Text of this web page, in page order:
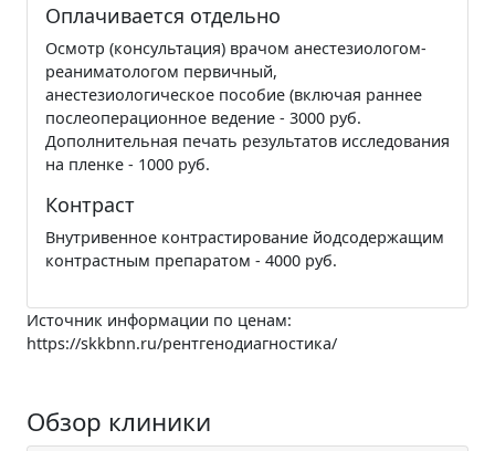
Оплачивается отдельно
Осмотр (консультация) врачом анестезиологом-
реаниматологом первичный,
анестезиологическое пособие (включая раннее
послеоперационное ведение - 3000 руб.
Дополнительная печать результатов исследования
на пленке - 1000 руб.
Контраст
Внутривенное контрастирование йодсодержащим
контрастным препаратом - 4000 руб.
Источник информации по ценам:
https://skkbnn.ru/рентгенодиагностика/
Обзор клиники